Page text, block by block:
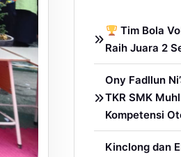
Tim Bola
Raih Juara 2
Ony Fadllun
TKR SMK
Kompetensi
Kinclong dan